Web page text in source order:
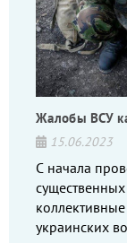
Жалобы ВСУ
15.06.2023
С начала
украинских